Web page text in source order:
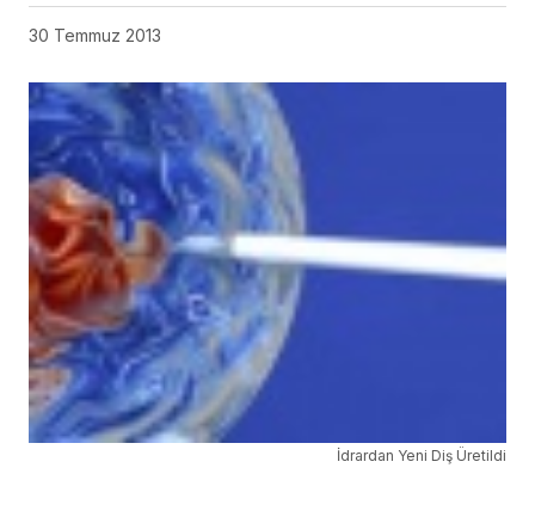
30 Temmuz 2013
İdrardan Yeni Diş Üretildi